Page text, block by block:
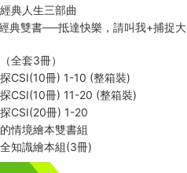
典人生三部曲
典雙書──抵達快樂，請叫我+捕捉大
全套3冊）
CSI(10冊) 1-10 (整箱裝)
CSI(10冊) 11-20 (整箱裝)
CSI(20冊) 1-20
情境繪本雙書組
知識繪本組(3冊)